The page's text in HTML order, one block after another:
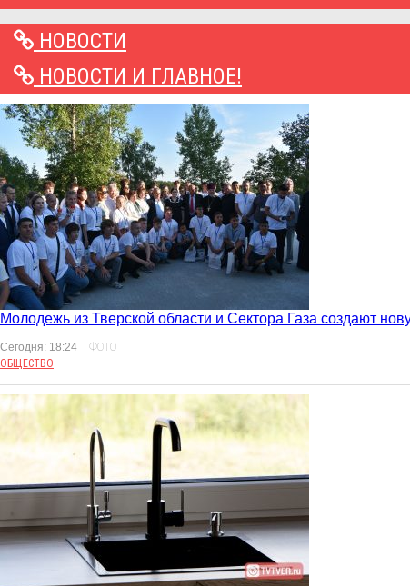
НОВОСТИ
НОВОСТИ И ГЛАВНОЕ!
Молодежь из Тверской области и Сектора Газа создают
Сегодня: 18:24
ФОТО
ОБЩЕСТВО